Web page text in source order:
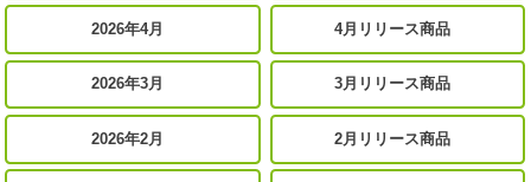
2026年4月 4月リリース商品
2026年3月 3月リリース商品
2026年2月 2月リリース商品